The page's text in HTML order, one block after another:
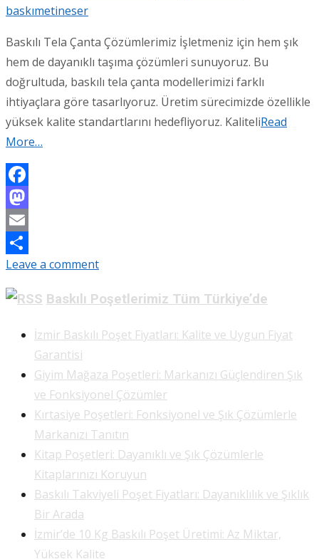
baskımetineser
Baskılı Tela Çanta Çözümlerimiz İşletmeniz için hem şık
hem de dayanıklı taşıma çözümleri sunuyoruz. Bu
doğrultuda, baskılı tela çanta modellerimizi farklı
ihtiyaçlara göre tasarlıyoruz. Üretim sürecimizde özellikle
yüksek kalite standartlarını hedefliyoruz. KaliteliRead
More…
Facebook
Mastodon
Email
Share
Leave a comment
Baskılı Poşetlerimiz Tüm Türkiye’de
İzmir Baskılı Poşet Fiyatları: Kalite ve Uygun Fiyat
Garantisi
Giyim Mağaza Poşetleri: Markanızı Güçlendiren Şık
ve Fonksiyonel Çözümler
Kırtasiye Poşetleri: Fonksiyonel ve Şık Çözümlerle
Markanızı Tanıtın
Kitap Poşetleri: Dayanıklı ve Şık Çözümlerle
Kitaplarınızı Koruyun
Baskılı Takviyeli Poşet Fiyatları: Dayanıklılık ve Şıklık
Bir Arada
İzmir’de 10 Kg Baskılı Poşet Üretimi: Az Miktar,
Yüksek Kalite